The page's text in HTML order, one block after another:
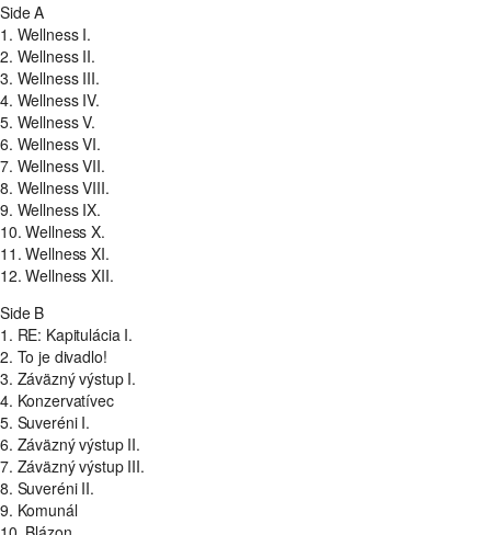
Side A
1. Wellness I.
2. Wellness II.
3. Wellness III.
4. Wellness IV.
5. Wellness V.
6. Wellness VI.
7. Wellness VII.
8. Wellness VIII.
9. Wellness IX.
10. Wellness X.
11. Wellness XI.
12. Wellness XII.
Side B
1. RE: Kapitulácia I.
2. To je divadlo!
3. Záväzný výstup I.
4. Konzervatívec
5. Suveréni I.
6. Záväzný výstup II.
7. Záväzný výstup III.
8. Suveréni II.
9. Komunál